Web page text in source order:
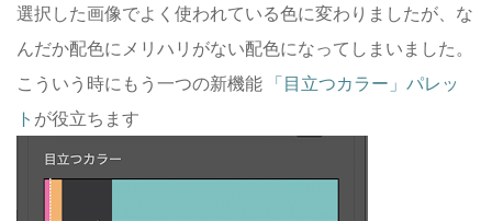
選択した画像でよく使われている色に変わりましたが、な
んだか配色にメリハリがない配色になってしまいました。
こういう時にもう一つの新機能 「目立つカラー」パレッ
ト が役立ちます